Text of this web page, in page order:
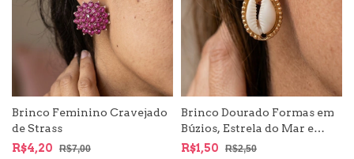
Brinco Feminino Cravejado
de Strass
R$4,20
R$7,00
Brinco Dourado Formas em
Búzios, Estrela do Mar e
Concha | Moda Mar e
R$1,50 R$2,50